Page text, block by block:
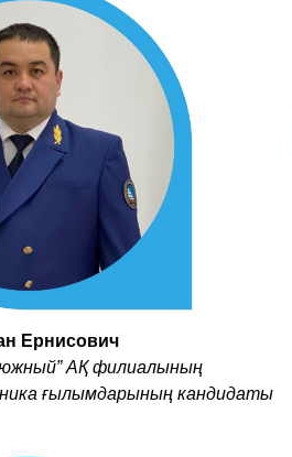
Ернисович
южный” АҚ филиалының
ғылымдарының кандидаты